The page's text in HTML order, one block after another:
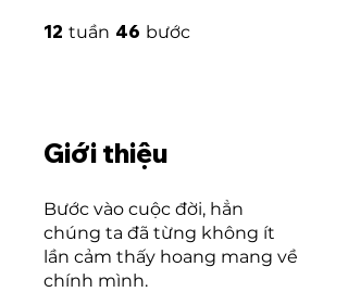
12 tuần 12 tuần
46 bước
Giới thiệu
Bước vào cuộc đời, hẳn
chúng ta đã từng không ít
lần cảm thấy hoang mang về
chính mình.